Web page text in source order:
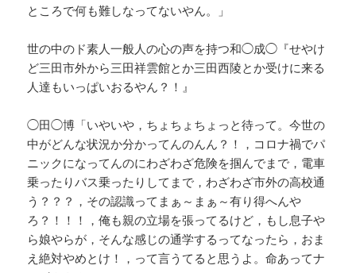
ところで何も難しなってないやん。」
世の中のド素人一般人の心の声を持つ和◯成◯『せやけ
ど三田市外から三田祥雲館とか三田西陵とか受けに来る
人達もいっぱいおるやん？！』
◯田◯博「いやいや，ちょちょちょっと待って。今世の
中がどんな状況か分かってんのんん？！，コロナ禍でパ
ニックになってんのにわざわざ危険を掴んでまで，電車
乗ったりバス乗ったりしてまで，わざわざ市外の高校通
う？？？，その認識ってまぁ～まぁ～有り得へんや
ろ？！！！，俺も親の立場を張ってるけど，もし息子や
ら娘やらが，そんな感じの通学するってなったら，おま
え絶対やめとけ！，って言うてると思うよ。命あってナ